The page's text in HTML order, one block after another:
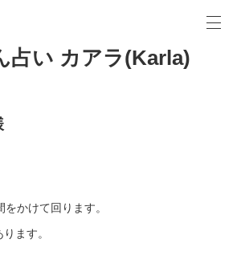
占い カアラ(Karla)
かけて回ります。
ます。